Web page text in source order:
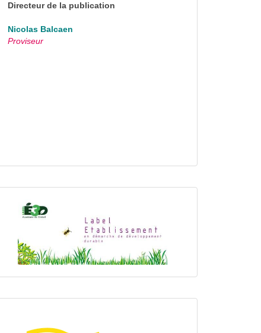
Directeur de la publication
Nicolas Balcaen
Proviseur